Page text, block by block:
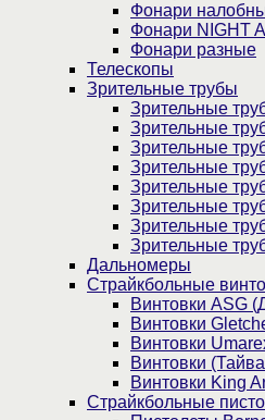
Фонари
Фонари NIGHT
Фонари разные
Телескопы
Зрительные трубы
Зрительные
Зрительные
Зрительные
Зрительные
Зрительные
Зрительные
Зрительные
Зрительные
Дальномеры
Страйкбольные
Винтовки ASG
Винтовки
Винтовки
Винтовки
Винтовки King
Страйкбольные